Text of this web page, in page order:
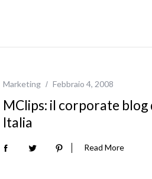
Marketing Febbraio 4, 2008
MClips: il corporate
Italia
Read More